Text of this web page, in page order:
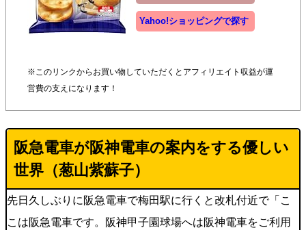
Yahoo!ショッピングで探す
※このリンクからお買い物していただくとアフィリエイト収益が運
営費の支えになります！
阪急電車が阪神電車の案内をする優しい
世界（葱山紫蘇子）
先日久しぶりに阪急電車で梅田駅に行くと改札付近で「こ
こは阪急電車です。阪神甲子園球場へは阪神電車をご利用